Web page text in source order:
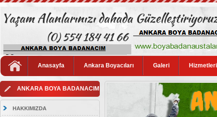
Anasayfa Ankara Boyacıları Galeri
ANKARA BOYA BADANACIM
HAKKIMIZDA